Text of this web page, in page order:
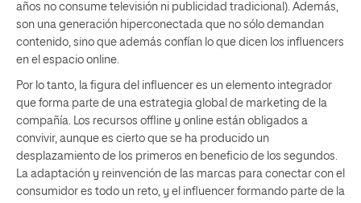
años no consume televisión ni publicidad tradicional). Además,
son una generación hiperconectada que no sólo demandan
contenido, sino que además confían lo que dicen los influencers
en el espacio online.
Por lo tanto, la figura del influencer es un elemento integrador
que forma parte de una estrategia global de marketing de la
compañía. Los recursos offline y online están obligados a
convivir, aunque es cierto que se ha producido un
desplazamiento de los primeros en beneficio de los segundos.
La adaptación y reinvención de las marcas para conectar con el
consumidor es todo un reto, y el influencer formando parte de la